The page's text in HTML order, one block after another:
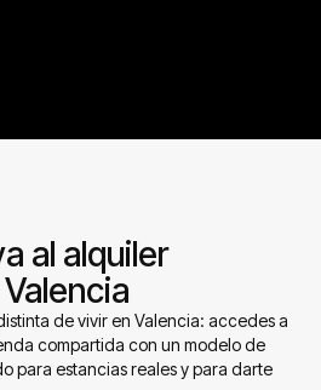
al alquiler
de vivir en Valencia: accedes a
compartida con un modelo de
para estancias reales y para darte